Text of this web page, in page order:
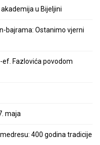
u Bijeljini
bajrama: Ostanimo vjerni
Fazlovića povodom
maja
400 godina tradicije